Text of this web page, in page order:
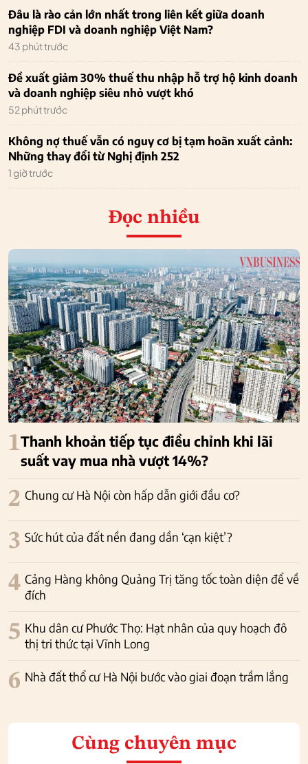
Đâu là rào cản lớn nhất trong liên kết giữa doanh
nghiệp FDI và doanh nghiệp Việt Nam?
43 phút trước
Đề xuất giảm 30% thuế thu nhập hỗ trợ hộ kinh doanh
và doanh nghiệp siêu nhỏ vượt khó
52 phút trước
Không nợ thuế vẫn có nguy cơ bị tạm hoãn xuất cảnh:
Những thay đổi từ Nghị định 252
1 giờ trước
Đọc nhiều
1Thanh khoản tiếp tục điều chỉnh khi lãi
suất vay mua nhà vượt 14%?
2 Chung cư Hà Nội còn hấp dẫn giới đầu cơ?
3 Sức hút của đất nền đang dần ‘cạn kiệt’?
4 Cảng Hàng không Quảng Trị tăng tốc toàn diện để về
đích
5 Khu dân cư Phước Thọ: Hạt nhân của quy hoạch đô
thị tri thức tại Vĩnh Long
6 Nhà đất thổ cư Hà Nội bước vào giai đoạn trầm lắng
Cùng chuyên mục